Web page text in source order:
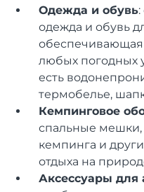
Одежда и обувь
одежда и обувь
любых погодных
есть
термобелье,
Кемпинговое
спальные мешки,
кемпинга и
отдыха на
Аксессуары для